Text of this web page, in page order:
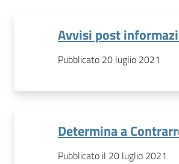
Avvisi post
Pubblicato 20 luglio 2021
Determina a
Pubblicato il 20 luglio 2021